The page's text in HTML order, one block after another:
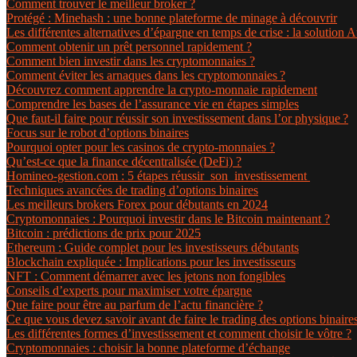
Comment trouver le meilleur broker ?
Protégé : Minehash : une bonne plateforme de minage à découvrir
Les différentes alternatives d’épargne en temps de crise : la solution
Comment obtenir un prêt personnel rapidement ?
Comment bien investir dans les cryptomonnaies ?
Comment éviter les arnaques dans les cryptomonnaies ?
Découvrez comment apprendre la crypto-monnaie rapidement
Comprendre les bases de l’assurance vie en étapes simples
Que faut-il faire pour réussir son investissement dans l’or physique ?
Focus sur le robot d’options binaires
Pourquoi opter pour les casinos de crypto-monnaies ?
Qu’est-ce que la finance décentralisée (DeFi) ?
Homineo-gestion.com : 5 étapes réussir son investissement
Techniques avancées de trading d’options binaires
Les meilleurs brokers Forex pour débutants en 2024
Cryptomonnaies : Pourquoi investir dans le Bitcoin maintenant ?
Bitcoin : prédictions de prix pour 2025
Ethereum : Guide complet pour les investisseurs débutants
Blockchain expliquée : Implications pour les investisseurs
NFT : Comment démarrer avec les jetons non fongibles
Conseils d’experts pour maximiser votre épargne
Que faire pour être au parfum de l’actu financière ?
Ce que vous devez savoir avant de faire le trading des options
Les différentes formes d’investissement et comment choisir le vôtre ?
Cryptomonnaies : choisir la bonne plateforme d’échange